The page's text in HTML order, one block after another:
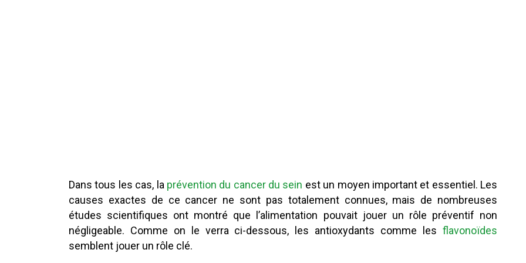
Dans tous les cas, la prévention du cancer du sein est un moyen important et essentiel. Les
causes exactes de ce cancer ne sont pas totalement connues, mais de nombreuses
études scientifiques ont montré que l’alimentation pouvait jouer un rôle préventif non
négligeable. Comme on le verra ci-dessous, les antioxydants comme les flavonoïdes
semblent jouer un rôle clé.